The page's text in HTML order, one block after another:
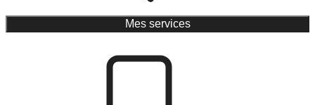
Mes services